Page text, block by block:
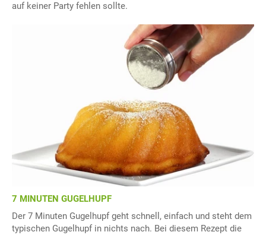
auf keiner Party fehlen sollte.
7 MINUTEN GUGELHUPF
Der 7 Minuten Gugelhupf geht schnell, einfach und steht dem
typischen Gugelhupf in nichts nach. Bei diesem Rezept die